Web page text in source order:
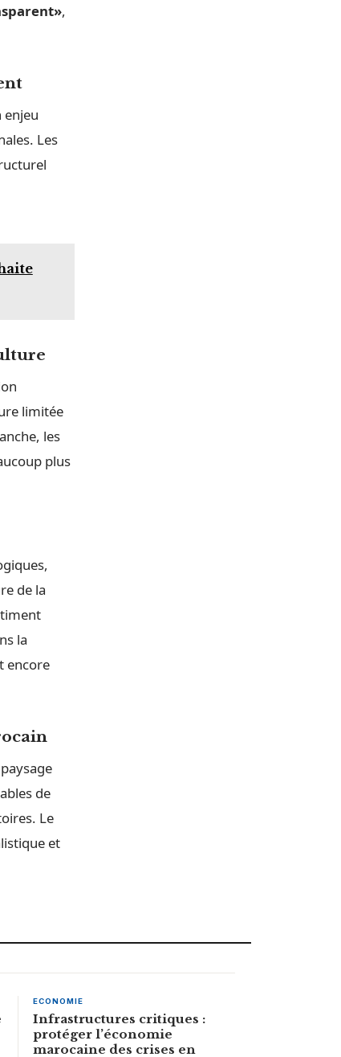
,
enjeu
Les
limitée
les
plus
de la
la
encore
de
Le
et
ECONOMIE
Infrastructures critiques :
protéger l’économie
marocaine des crises en